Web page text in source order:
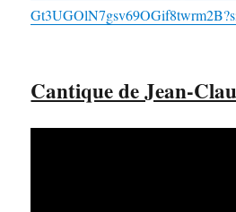
Cantique de Jean-